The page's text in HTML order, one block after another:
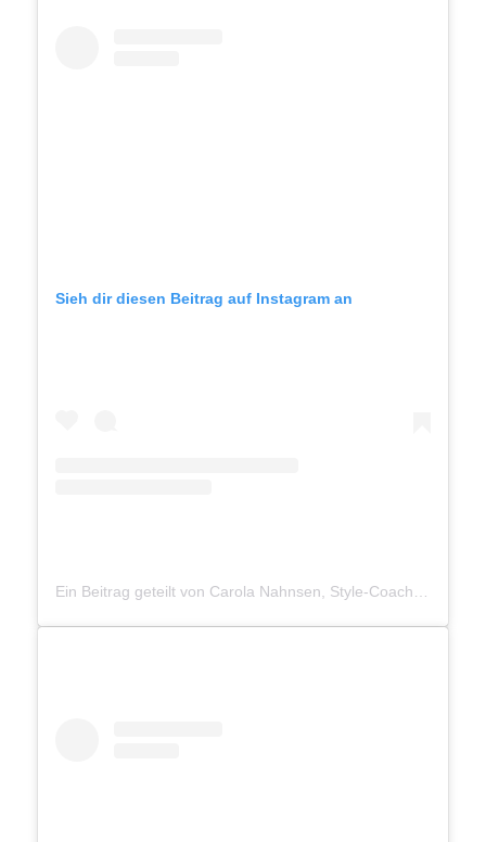
Sieh dir diesen Beitrag auf Instagram an
Ein Beitrag geteilt von Carola Nahnsen, Style-Coach (@carola_nahnsen)